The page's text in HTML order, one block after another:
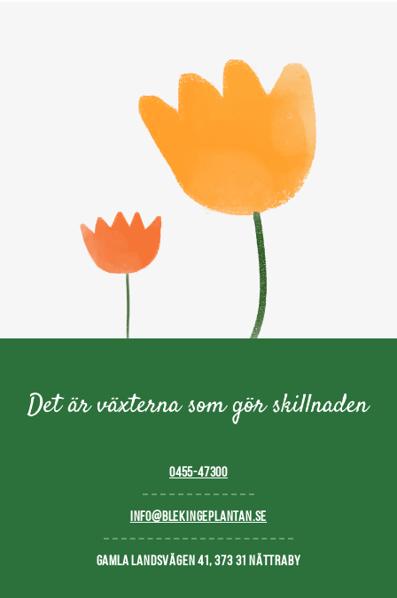
0455-47300
INFO@BLEKINGEPLANTAN.SE
GAMLA LANDSVÄGEN 41, 373 31 NÄTTRABY